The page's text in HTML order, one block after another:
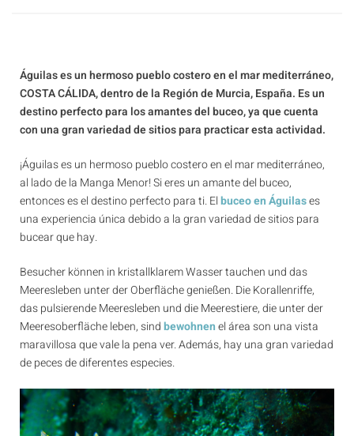
Águilas es un hermoso pueblo costero en el mar mediterráneo,
COSTA CÁLIDA, dentro de la Región de Murcia, España. Es un
destino perfecto para los amantes del buceo, ya que cuenta
con una gran variedad de sitios para practicar esta actividad.
¡Águilas es un hermoso pueblo costero en el mar mediterráneo,
al lado de la Manga Menor! Si eres un amante del buceo,
entonces es el destino perfecto para ti. Elbuceo en Águilases
una experiencia única debido a la gran variedad de sitios para
bucear que hay.
Besucher können in kristallklarem Wasser tauchen und das
Meeresleben unter der Oberfläche genießen. Die Korallenriffe,
das pulsierende Meeresleben und die Meerestiere, die unter der
Meeresoberfläche leben, sindbewohnenel área son una vista
maravillosa que vale la pena ver. Además, hay una gran variedad
de peces de diferentes especies.